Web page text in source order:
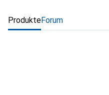
ProdukteForum